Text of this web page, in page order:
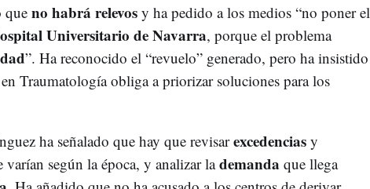
queno habrá relevosy ha pedido a los medios “no poner el
Universitario de Navarra, porque el problema
”. Ha reconocido el “revuelo” generado, pero ha insistido
en Traumatología obliga a priorizar soluciones para los
ha señalado que hay que revisarexcedenciasy
varían según la época, y analizar lademanda que llega